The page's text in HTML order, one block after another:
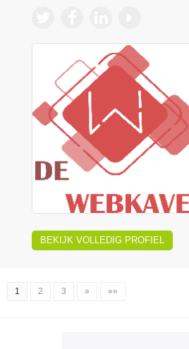
BEKIJK VOLLEDIG PROFIEL
1 2 3 » »»